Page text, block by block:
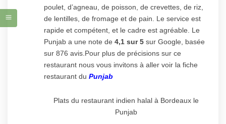
poulet, d’agneau, de poisson, de crevettes, de riz,
de lentilles, de fromage et de pain. Le service est
rapide et compétent, et le cadre est agréable. Le
Punjab a une note de 4,1 sur 5 sur Google, basée
sur 876 avis.Pour plus de précisions sur ce
restaurant nous vous invitons à aller voir la fiche
restaurant du Punjab
Plats du restaurant indien halal à Bordeaux le
Punjab